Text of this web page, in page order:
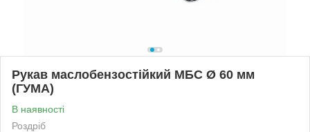
Рукав маслобензостійкий МБС Ø 60 мм
(ГУМА)
В наявності
Роздріб